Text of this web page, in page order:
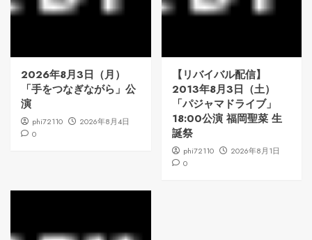
2026年8月3日（月）
「手をつなぎながら」公
演
phi72110
2026年8月4日
0
【リバイバル配信】
2013年8月3日（土）
「パジャマドライブ」
18:00公演 福岡聖菜 生
誕祭
phi72110
2026年8月1日
0